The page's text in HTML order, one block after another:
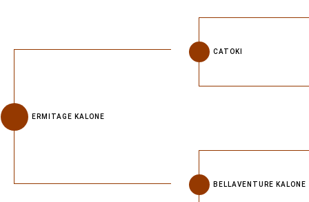
ERMITAGE KALONE
CATOKI
BELLAVENTURE KALONE